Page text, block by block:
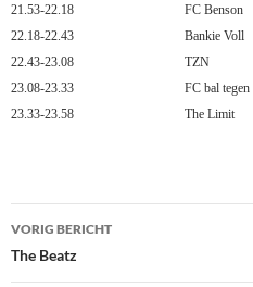
21.53-22.18
FC Benson
22.18-22.43
Bankie Voll
22.43-23.08 TZN
23.08-23.33 FC bal tegen
23.33-23.58 The Limit
Bericht
navigatie
VORIG BERICHT
The Beatz